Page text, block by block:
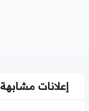
إعلانات مشابهة